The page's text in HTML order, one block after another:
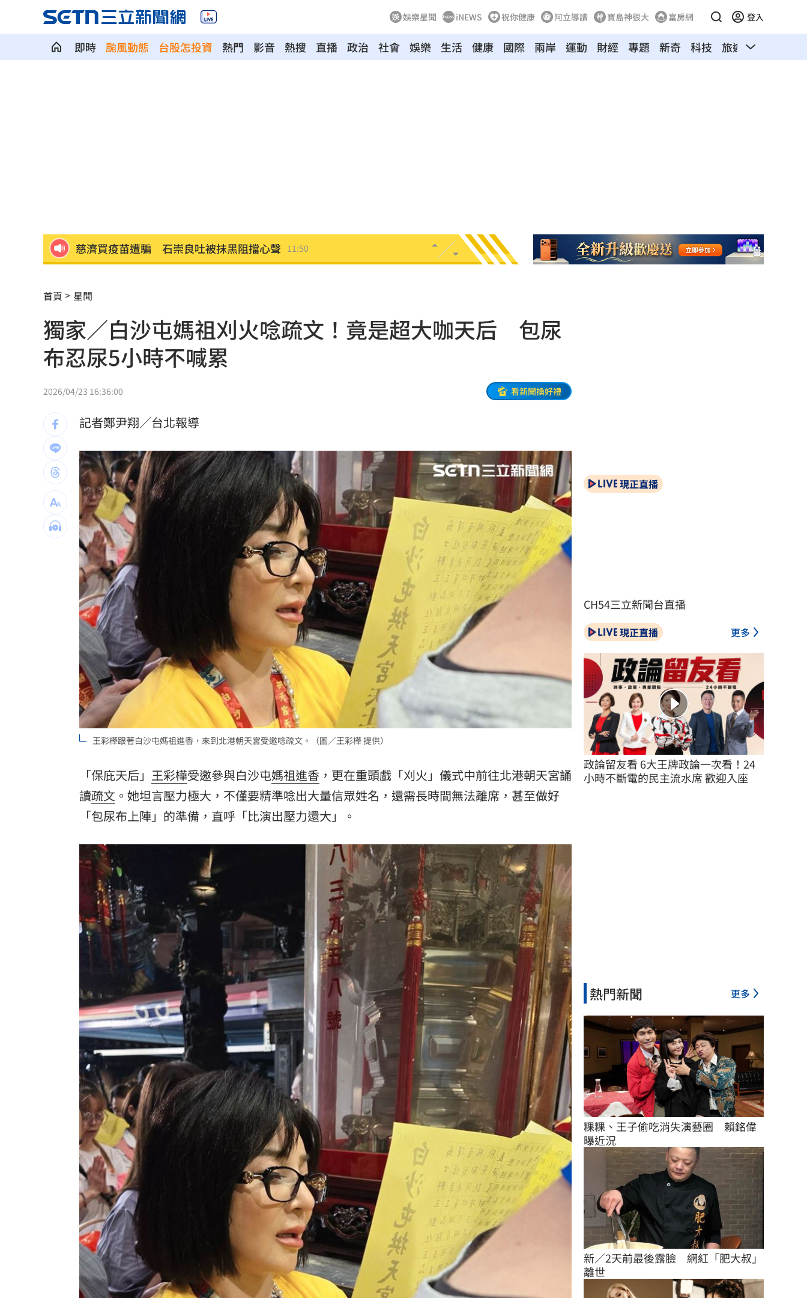
娛樂星聞 iNEWS 祝你健康 阿立導讀 寶島神很大 富房網 登入
即時 颱風動態 台股怎投資 熱門 影音 熱搜 直播 政治 社會 娛樂 生活 健康 國際 兩岸 運動 財經 專題 新奇 科技 旅遊 汽車
警報一響秒空城！高雄演習畫面曝…0違規 11:50
長這樣！國民黨AI發言人「鄭小文」曝光了
慈濟10.6億疫苗服務費爆詐騙 他質疑捐款 11:45
姐夫AKIRA抵台 蹲身陪自拍、簽名超寵粉
吳子嘉斷言傅崐萁下場：早晚被抓進去關
假借無塵室走道窄 工程師屢對女同事襲臀
妖股連4漲遭八卦鏡收服 被動元件一片綠 11:35
兆基債務風暴！檢調搜索 前董座帶回偵訊 11:33
9/7充公！5張千萬發票沒人領 地點一次看 11:33
獨／家樓梯門口重摔 李亞萍路邊倒地送醫 11:32
台灣上市賣破8百輛！油電休旅80萬有找 11:30
姜厚任71歲生日 女友曝神級朋友圈 11:29
台灣彩券開獎直播中
LIVE三立+24小時直播 15:27
三立iNEWS新聞台線上直播 18:00
「拍片人的多重宇宙」職涯論壇9/12登場！ 10:30
8國球員齊聚高雄 Formosa 7s掀足球熱潮 10:00
理想混蛋號召粉絲跨海追星吃美食！ 18:15
首頁 星聞
獨家／白沙屯媽祖刈火唸疏文！竟是超大咖天后 包尿
布忍尿5小時不喊累
2026/04/23 16:36:00 看新聞換好禮
記者鄭尹翔／台北報導
王彩樺跟著白沙屯媽祖進香，來到北港朝天宮受邀唸疏文。（圖／王彩樺 提供）
「保庇天后」 王彩樺受邀參與白沙屯媽祖進香 ，更在重頭戲「刈火」儀式中前往北港朝天宮誦
讀疏文 。她坦言壓力極大，不僅要精準唸出大量信眾姓名，還需長時間無法離席，甚至做好
「包尿布上陣」的準備，直呼「比演出壓力還大」。
現正直播
CH54三立新聞台直播
現正直播 更多
政論留友看 6大王牌政論一次看！24
小時不斷電的民主流水席 歡迎入座
熱門新聞 更多
粿粿、王子偷吃消失演藝圈　賴銘偉
曝近況
新／2天前最後露臉　網紅「肥大叔」
離世